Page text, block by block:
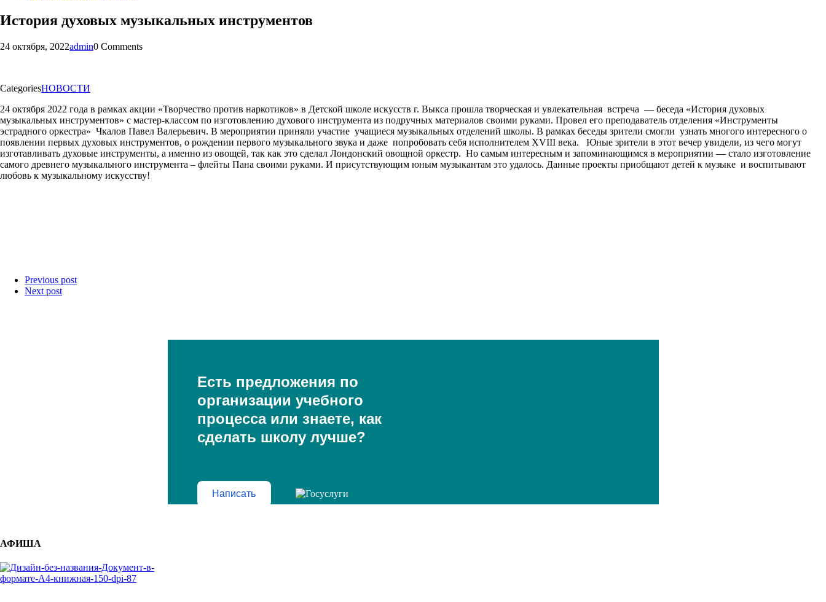
История духовых музыкальных инструментов
24 октября, 2022admin0 Comments
CategoriesНОВОСТИ
24 октября 2022 года в рамках акции «Творчество против наркотиков» в Детской школе искусств г. Выкса прошла творческая и увлекательная встреча — беседа «История духовых
музыкальных инструментов» с мастер-классом по изготовлению духового инструмента из подручных материалов своими руками. Провел его преподаватель отделения «Инструменты
эстрадного оркестра» Чкалов Павел Валерьевич. В мероприятии приняли участие учащиеся музыкальных отделений школы. В рамках беседы зрители смогли узнать многого интересного о
появлении первых духовых инструментов, о рождении первого музыкального звука и даже попробовать себя исполнителем XVIII века. Юные зрители в этот вечер увидели, из чего могут
изготавливать духовые инструменты, а именно из овощей, так как это сделал Лондонский овощной оркестр. Но самым интересным и запоминающимся в мероприятии — стало изготовление
самого древнего музыкального инструмента – флейты Пана своими руками. И присутствующим юным музыкантам это удалось. Данные проекты приобщают детей к музыке и воспитывают
любовь к музыкальному искусству!
Previous post
Next post
Есть предложения по
организации учебного
процесса или знаете, как
сделать школу лучше?
Написать
АФИША